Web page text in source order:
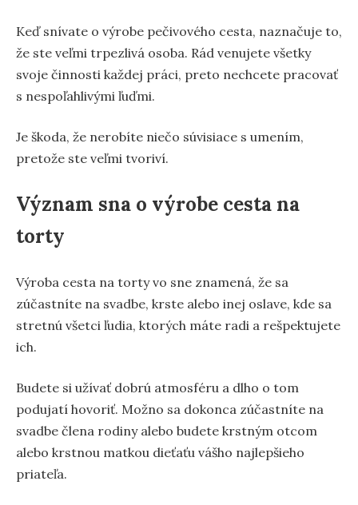
Keď snívate o výrobe pečivového cesta, naznačuje to,
že ste veľmi trpezlivá osoba. Rád venujete všetky
svoje činnosti každej práci, preto nechcete pracovať
s nespoľahlivými ľuďmi.
Je škoda, že nerobíte niečo súvisiace s umením,
pretože ste veľmi tvoriví.
Význam sna o výrobe cesta na
torty
Výroba cesta na torty vo sne znamená, že sa
zúčastníte na svadbe, krste alebo inej oslave, kde sa
stretnú všetci ľudia, ktorých máte radi a rešpektujete
ich.
Budete si užívať dobrú atmosféru a dlho o tom
podujatí hovoriť. Možno sa dokonca zúčastníte na
svadbe člena rodiny alebo budete krstným otcom
alebo krstnou matkou dieťaťu vášho najlepšieho
priateľa.